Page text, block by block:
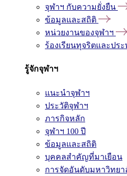
จุฬาฯ กับความยั่งยืน
ข้อมูลและสถิติ
หน่วยงานของจุฬาฯ
ร้องเรียนทุจริตและปร
รู้จักจุฬาฯ
แนะนำจุฬาฯ
ประวัติจุฬาฯ
ภารกิจหลัก
จุฬาฯ 100 ปี
ข้อมูลและสถิติ
บุคคลสำคัญที่มาเยือน
การจัดอันดับมหาวิทยา